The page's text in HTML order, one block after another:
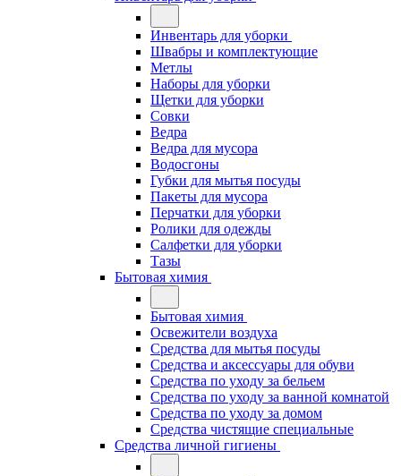
Инвентарь для уборки
Швабры и комплектующие
Метлы
Наборы для уборки
Щетки для уборки
Совки
Ведра
Ведра для мусора
Водосгоны
Губки для мытья посуды
Пакеты для мусора
Перчатки для уборки
Ролики для одежды
Салфетки для уборки
Тазы
Бытовая химия
Бытовая химия
Освежители воздуха
Средства для мытья посуды
Средства и аксессуары для обуви
Средства по уходу за бельем
Средства по уходу за ванной комнатой
Средства по уходу за домом
Средства чистящие специальные
Средства личной гигиены